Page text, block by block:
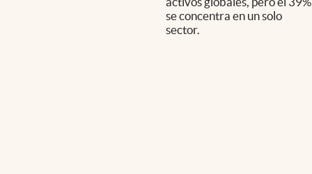
se concentra en un solo
sector.